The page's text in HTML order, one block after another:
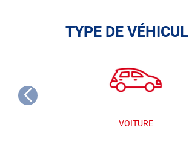
TYPE DE
VOITURE